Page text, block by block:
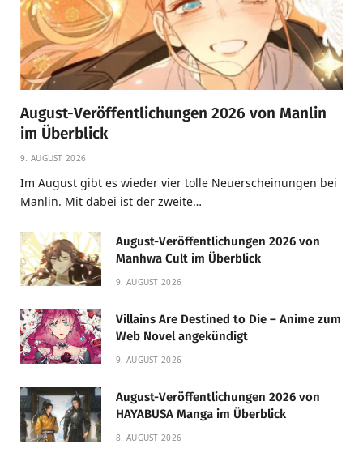
August-Veröffentlichungen 2026 von Manlin
im Überblick
9. AUGUST 2026
Im August gibt es wieder vier tolle Neuerscheinungen bei
Manlin. Mit dabei ist der zweite…
August-Veröffentlichungen 2026 von
Manhwa Cult im Überblick
9. AUGUST 2026
Villains Are Destined to Die – Anime zum
Web Novel angekündigt
9. AUGUST 2026
August-Veröffentlichungen 2026 von
HAYABUSA Manga im Überblick
8. AUGUST 2026